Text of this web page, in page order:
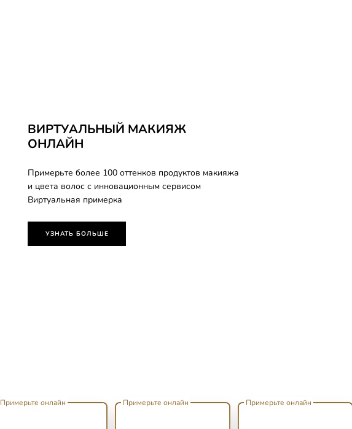
ВИРТУАЛЬНЫЙ МАКИЯЖ
ОНЛАЙН
Примерьте более 100 оттенков продуктов макияжа
и цвета волос с инновационным сервисом
Виртуальная примерка
УЗНАТЬ БОЛЬШЕ
Примерьте онлайн Примерьте онлайн Примерьте онлайн